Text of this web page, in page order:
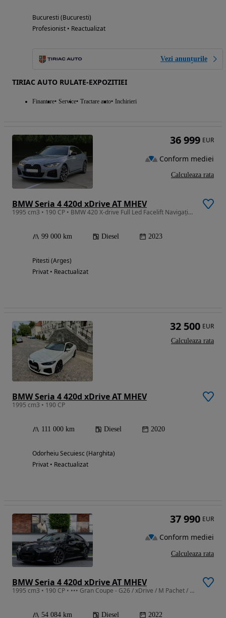
Bucuresti (Bucuresti)
Profesionist • Reactualizat
Vezi anunțurile
TIRIAC AUTO RULATE-EXPOZITIEI
Finantare Service Tractare auto Inchirieri
BMW Seria 4 420d xDrive AT MHEV
1995 cm3 • 190 CP • BMW 420 X-drive Full Led Facelift Navigație tableta
99 000 km Diesel 2023
Pitesti (Arges)
Privat • Reactualizat
36 999 EUR
Conform mediei
Calculeaza rata
BMW Seria 4 420d xDrive AT MHEV
1995 cm3 • 190 CP
111 000 km Diesel 2020
Odorheiu Secuiesc (Harghita)
Privat • Reactualizat
32 500 EUR
Calculeaza rata
BMW Seria 4 420d xDrive AT MHEV
1995 cm3 • 190 CP • ••• Gran Coupe - G26 / xDrive / M Pachet / 2.0D - MHEV
54 084 km Diesel 2022
37 990 EUR
Conform mediei
Calculeaza rata